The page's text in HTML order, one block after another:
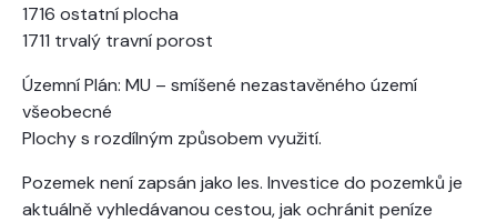
1716 ostatní plocha
1711 trvalý travní porost
Územní Plán: MU – smíšené nezastavěného území
všeobecné
Plochy s rozdílným způsobem využití.
Pozemek není zapsán jako les. Investice do pozemků je
aktuálně vyhledávanou cestou, jak ochránit peníze